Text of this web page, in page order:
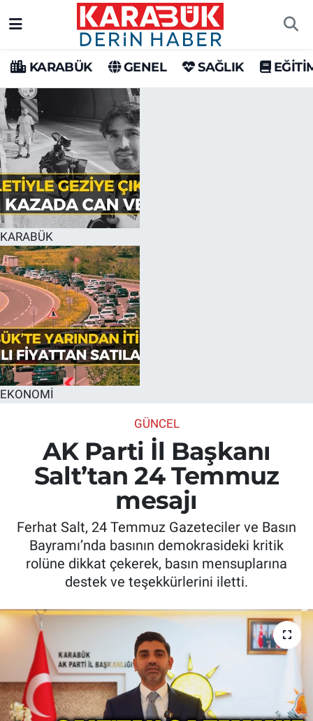
KARABÜK GENEL SAĞLIK
KARABÜK
EKONOMİ
GÜNCEL
AK Parti İl Başkanı
Salt’tan 24 Temmuz
mesajı
Ferhat Salt, 24 Temmuz Gazeteciler ve Basın
Bayramı’nda basının demokrasideki kritik
rolüne dikkat çekerek, basın mensuplarına
destek ve teşekkürlerini iletti.
Karabük Hava Durumu
Karabük Trafik Yoğunluk Haritası
Süper Lig Puan Durumu ve Fikstür
Tüm Manşetler
Son Dakika Haberleri
Haber Arşivi